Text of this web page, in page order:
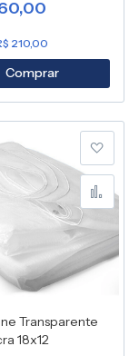
210,00
Comprar
lista de
Transparente
18x12